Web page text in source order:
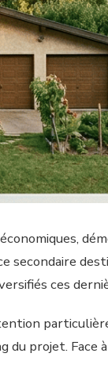
secondaire
ces
projet.